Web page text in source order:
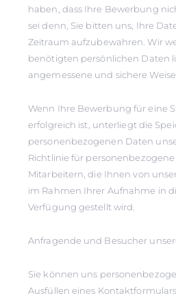
haben, dass Ihre Bewerbung
sei denn, Sie bitten uns, Ihre
Zeitraum aufzubewahren. Wir
benötigten persönlichen Daten
angemessene und sichere Weise
Wenn Ihre Bewerbung für eine
erfolgreich ist, unterliegt die
personenbezogenen Daten
Richtlinie für
Mitarbeitern, die Ihnen von
im Rahmen Ihrer Aufnahme in
Verfügung gestellt wird.
Anfragende und Besucher
Sie können uns
Ausfüllen eines